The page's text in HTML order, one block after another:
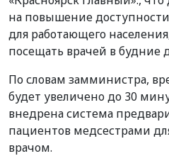
на повышение
для работающего
посещать врачей в будние
По словам замминистра,
будет увеличено до 30
внедрена система
пациентов медсестрами
врачом.